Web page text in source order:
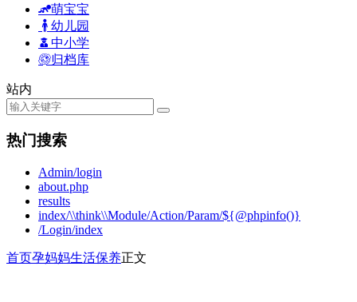
萌宝宝
幼儿园
中小学
归档库
站内
热门搜索
Admin/login
about.php
results
index/\\think\\Module/Action/Param/${@phpinfo()}
/Login/index
首页孕妈妈生活保养正文